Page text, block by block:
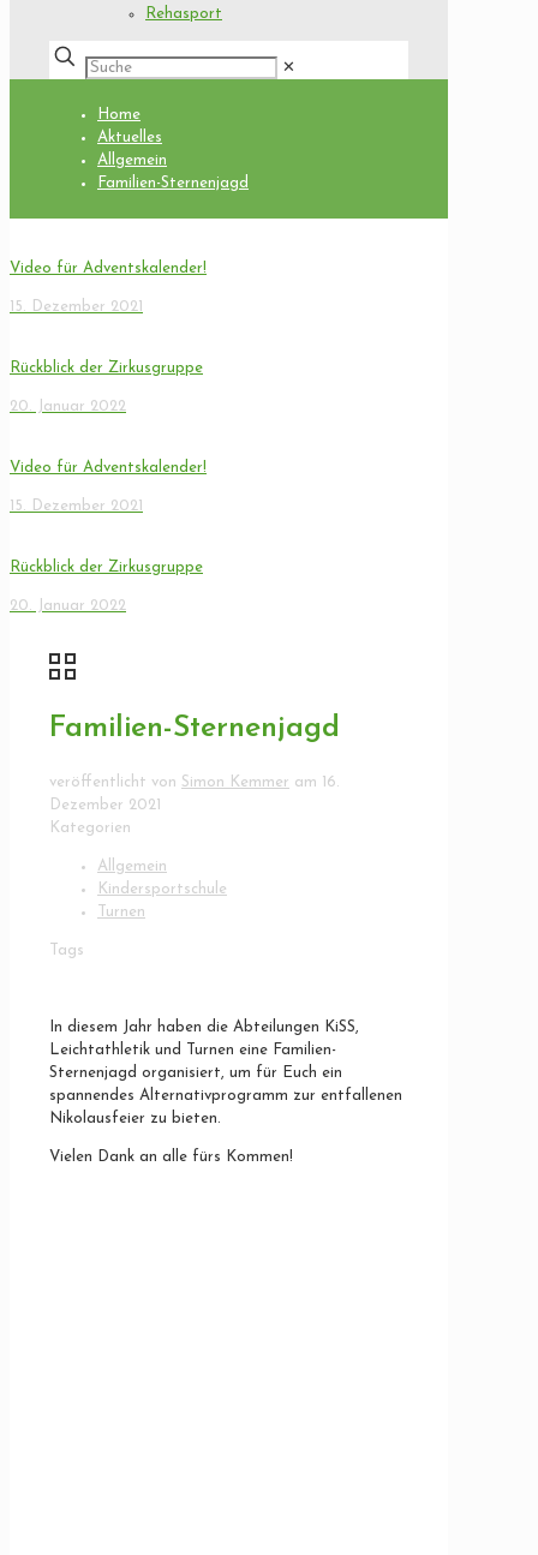
Rehasport
✕
Home
Aktuelles
Allgemein
Familien-Sternenjagd
Video für Adventskalender!
15. Dezember 2021
Rückblick der Zirkusgruppe
20. Januar 2022
Video für Adventskalender!
15. Dezember 2021
Rückblick der Zirkusgruppe
20. Januar 2022
Familien-Sternenjagd
veröffentlicht von Simon Kemmer am 16.
Dezember 2021
Kategorien
Allgemein
Kindersportschule
Turnen
Tags
In diesem Jahr haben die Abteilungen KiSS,
Leichtathletik und Turnen eine Familien-
Sternenjagd organisiert, um für Euch ein
spannendes Alternativprogramm zur entfallenen
Nikolausfeier zu bieten.
Vielen Dank an alle fürs Kommen!